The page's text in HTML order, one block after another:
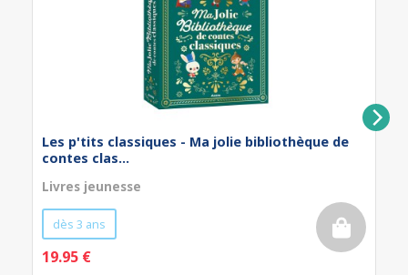
Les p'tits classiques - Ma jolie bibliothèque de
contes clas...
Livres jeunesse
dès 3 ans
19.95 €